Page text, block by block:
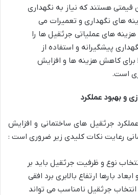
قیمتی هستند که نیاز به نگهداری
های نگهداری و تعمیرات می
های عملیاتی جرثقیل ها را
پیشگیرانه و استفاده از
برای کاهش هزینه ها و افزایش
است.
و بهبود عملکرد
جرثقیل های ساختمانی و افزایش
رعایت نکات کلیدی زیر ضروری است :
نوع و ظرفیت جرثقیل باید بر
بارها ارتفاع بالابری برد افقی
جرثقیل نامناسب می تواند